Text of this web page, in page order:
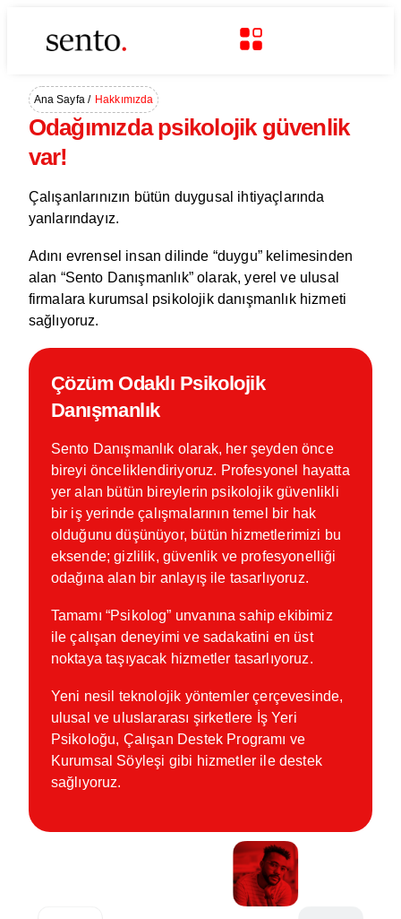
Ana Sayfa / Hakkımızda
Odağımızda psikolojik güvenlik
var!
Çalışanlarınızın bütün duygusal ihtiyaçlarında
yanlarındayız.
Adını evrensel insan dilinde “duygu” kelimesinden
alan “Sento Danışmanlık” olarak, yerel ve ulusal
firmalara kurumsal psikolojik danışmanlık hizmeti
sağlıyoruz.
Çözüm Odaklı Psikolojik
Danışmanlık
Sento Danışmanlık olarak, her şeyden önce
bireyi önceliklendiriyoruz. Profesyonel hayatta
yer alan bütün bireylerin psikolojik güvenlikli
bir iş yerinde çalışmalarının temel bir hak
olduğunu düşünüyor, bütün hizmetlerimizi bu
eksende; gizlilik, güvenlik ve profesyonelliği
odağına alan bir anlayış ile tasarlıyoruz.
Tamamı “Psikolog” unvanına sahip ekibimiz
ile çalışan deneyimi ve sadakatini en üst
noktaya taşıyacak hizmetler tasarlıyoruz.
Yeni nesil teknolojik yöntemler çerçevesinde,
ulusal ve uluslararası şirketlere İş Yeri
Psikoloğu, Çalışan Destek Programı ve
Kurumsal Söyleşi gibi hizmetler ile destek
sağlıyoruz.